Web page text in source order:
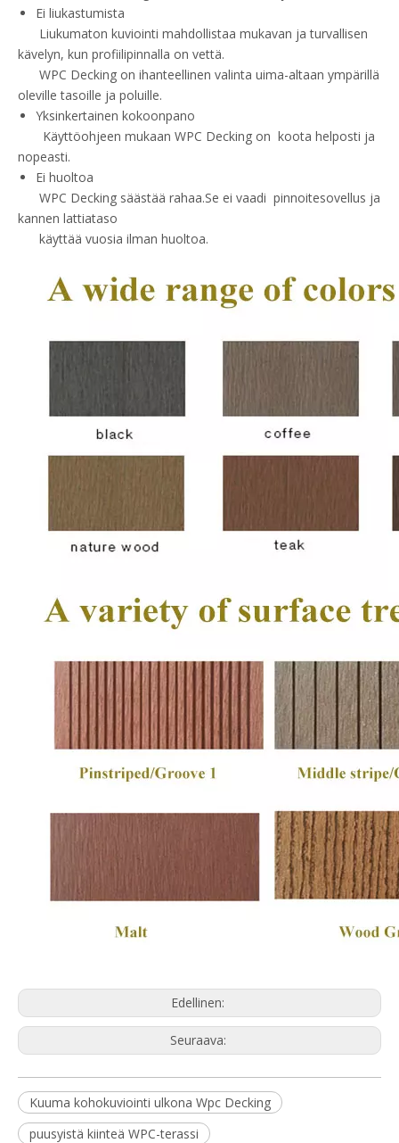
Ei liukastumista
Liukumaton kuviointi mahdollistaa mukavan ja turvallisen
kävelyn, kun profiilipinnalla on vettä.
WPC Decking on ihanteellinen valinta uima-altaan ympärillä
oleville tasoille ja poluille.
Yksinkertainen kokoonpano
Käyttöohjeen mukaan WPC Decking on koota helposti ja
nopeasti.
Ei huoltoa
WPC Decking säästää rahaa.Se ei vaadi pinnoitesovellus ja
kannen lattiataso
käyttää vuosia ilman huoltoa.
Edellinen:
Seuraava:
Kuuma kohokuviointi ulkona Wpc Decking
puusyistä kiinteä WPC-terassi